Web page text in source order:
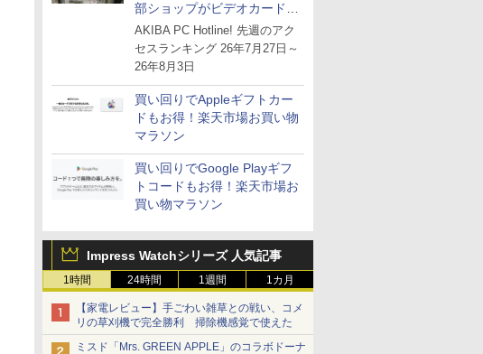
部ショップがビデオカードの
購入制限を実施したニュース
が注目を集める
AKIBA PC Hotline! 先週のアク
セスランキング 26年7月27日～
26年8月3日
買い回りでAppleギフトカー
ドもお得！楽天市場お買い物
マラソン
買い回りでGoogle Playギフ
トコードもお得！楽天市場お
買い物マラソン
Impress Watchシリーズ 人気記事
1時間 24時間 1週間 1カ月
【家電レビュー】手ごわい雑草との戦い、コメ
リの草刈機で完全勝利 掃除機感覚で使えた
ミスド「Mrs. GREEN APPLE」のコラボドーナ